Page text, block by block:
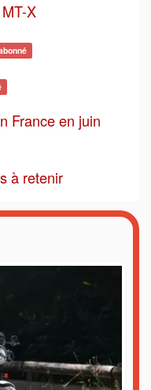
X
France en juin
à retenir